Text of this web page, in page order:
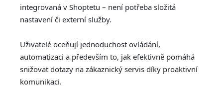
integrovaná v Shoptetu – není potřeba složitá
nastavení či externí služby.
Uživatelé oceňují jednoduchost ovládání,
automatizaci a především to, jak efektivně pomáhá
snižovat dotazy na zákaznický servis díky proaktivní
komunikaci.